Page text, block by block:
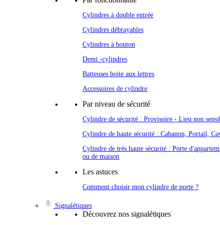
Cylindres à double entrée
Cylindres débrayables
Cylindres à bouton
Demi -cylindres
Batteuses boite aux lettres
Accessoires de cylindre
Par niveau de sécurité
Cylindre de sécurité : Provisoire - Lieu non
Cylindre de haute sécurité : Cabanon, Portail,
Cylindre de très haute sécurité : Porte
ou de maison
Les astuces
Comment choisir mon cylindre de porte ?
Signalétiques
Découvrez nos signalétiques